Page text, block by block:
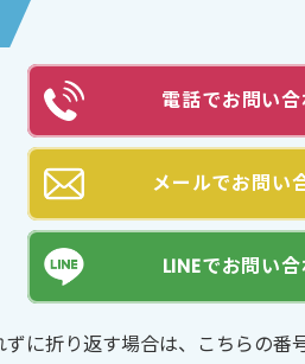
電話でお問い
メールでお問い
LINEでお問い
に折り返す場合は、こちらの番